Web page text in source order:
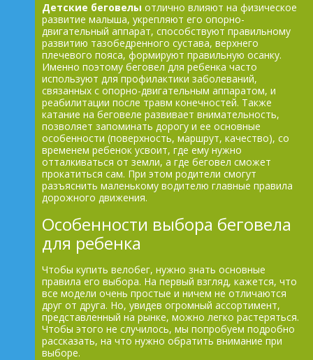
Детские беговелы отлично влияют на физическое
развитие малыша, укрепляют его опорно-
двигательный аппарат, способствуют правильному
развитию тазобедренного сустава, верхнего
плечевого пояса, формируют правильную осанку.
Именно поэтому беговел для ребенка часто
используют для профилактики заболеваний,
связанных с опорно-двигательным аппаратом, и
реабилитации после травм конечностей. Также
катание на беговеле развивает внимательность,
позволяет запоминать дорогу и ее основные
особенности (поверхность, маршрут, качество), со
временем ребенок усвоит, где ему нужно
отталкиваться от земли, а где беговел сможет
прокатиться сам. При этом родители смогут
разъяснить маленькому водителю главные правила
дорожного движения.
Особенности выбора беговела
для ребенка
Чтобы купить велобег, нужно знать основные
правила его выбора. На первый взгляд, кажется, что
все модели очень простые и ничем не отличаются
друг от друга. Но, увидев огромный ассортимент,
представленный на рынке, можно легко растеряться.
Чтобы этого не случилось, мы попробуем подробно
рассказать, на что нужно обратить внимание при
выборе.